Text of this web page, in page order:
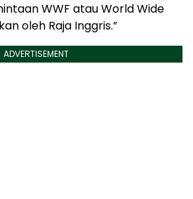
WWF atau World Wide
oleh Raja Inggris.”
ADVERTISEMENT